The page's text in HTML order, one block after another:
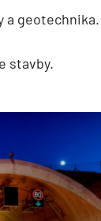
a geotechnika.
stavby.